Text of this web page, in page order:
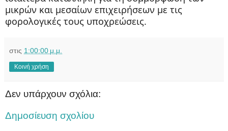
μικρών και μεσαίων επιχειρήσεων με τις
φορολογικές τους υποχρεώσεις.
στις 1:00:00 μ.μ.
Κοινή χρήση
Δεν υπάρχουν σχόλια:
Δημοσίευση σχολίου